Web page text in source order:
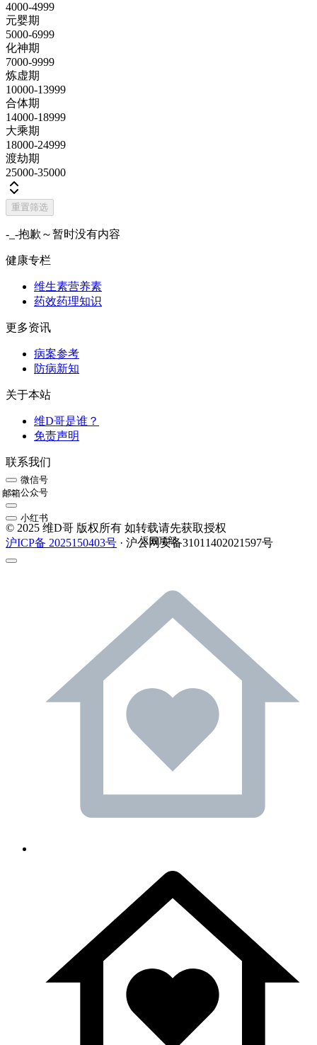
4000-4999
元婴期
5000-6999
化神期
7000-9999
炼虚期
10000-13999
合体期
14000-18999
大乘期
18000-24999
渡劫期
25000-35000
重置筛选
-_-抱歉～暂时没有内容
健康专栏
维生素营养素
药效药理知识
更多资讯
病案参考
防病新知
关于本站
维D哥是谁？
免责声明
联系我们
微信号
公众号
邮箱
小红书
© 2025 维D哥 版权所有 如转载请先获取授权
沪ICP备 2025150403号 · 沪公网安备31011402021597号
返回顶部